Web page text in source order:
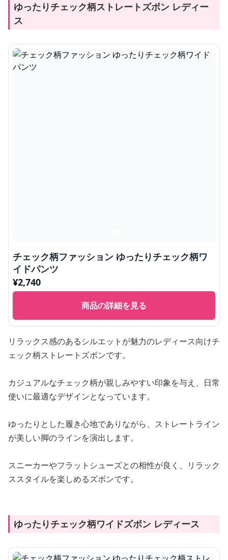
ゆったりチェック柄ストレートズボン レディー
ス
チェック柄ファッション ゆったりチェック柄ワ
イドパンツ
¥2,740
商品の詳細を見る
リラックス感のあるシルエットが魅力のレディース向けチ
ェック柄ストレートズボンです。
カジュアルなチェック柄が親しみやすい印象を与え、日常
使いに最適なデザインとなっています。
ゆったりとした履き心地でありながら、ストレートライン
が美しい脚のラインを演出します。
スニーカーやフラットシューズとの相性が良く、リラック
ススタイルを楽しめるズボンです。
ゆったりチェック柄ワイドズボン レディース